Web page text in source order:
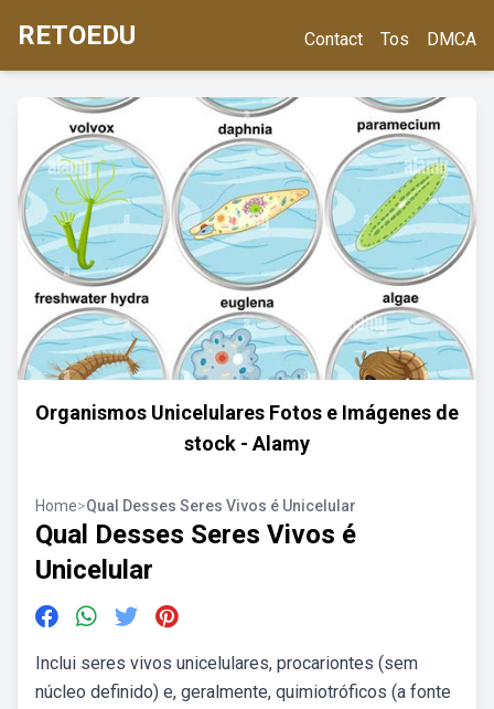
RETOEDU Contact Tos DMCA
Organismos Unicelulares Fotos e Imágenes de
stock - Alamy
Home>Qual Desses Seres Vivos é Unicelular
Qual Desses Seres Vivos é
Unicelular
Inclui seres vivos unicelulares, procariontes (sem
núcleo definido) e, geralmente, quimiotróficos (a fonte